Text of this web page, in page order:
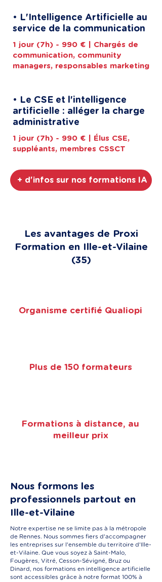
• L'Intelligence Artificielle au
service de la communication
1 jour (7h) - 990 € | Chargés de
communication, community
managers, responsables marketing
• Le CSE et l'intelligence
artificielle : alléger la charge
administrative
1 jour (7h) - 990 € | Élus CSE,
suppléants, membres CSSCT
+ d'infos sur nos formations IA
Les avantages de Proxi
Formation en Ille-et-Vilaine
(35)
Organisme certifié Qualiopi
Plus de 150 formateurs
Formations à distance, au
meilleur prix
Nous formons les
professionnels partout en
Ille-et-Vilaine
Notre expertise ne se limite pas à la métropole
de Rennes. Nous sommes fiers d'accompagner
les entreprises sur l'ensemble du territoire d'Ille-
et-Vilaine. Que vous soyez à Saint-Malo,
Fougères, Vitré, Cesson-Sévigné, Bruz ou
Dinard, nos formations en intelligence artificielle
sont accessibles grâce à notre format 100% à